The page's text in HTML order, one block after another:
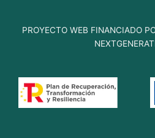
PROYECTO WEB FINANCIADO